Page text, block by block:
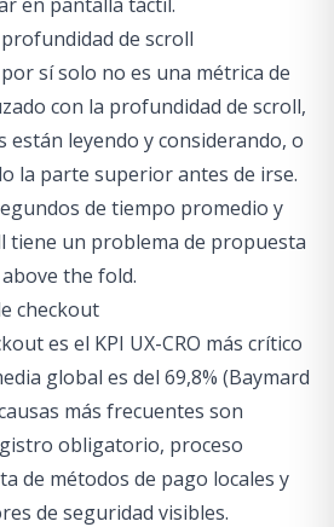
de scroll
sí solo no es una métrica de
con la profundidad de scroll,
están leyendo y considerando, o
la parte superior antes de irse.
de tiempo promedio y
tiene un problema de propuesta
the fold.
checkout
es el KPI UX-CRO más crítico
global es del 69,8% (Baymard
más frecuentes son
obligatorio, proceso
de métodos de pago locales y
de seguridad visibles.